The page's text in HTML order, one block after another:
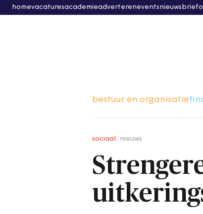
homevacaturesacademieadvertereneventsnieuwsbrief
bestuur en organisatie
sociaal nieuws